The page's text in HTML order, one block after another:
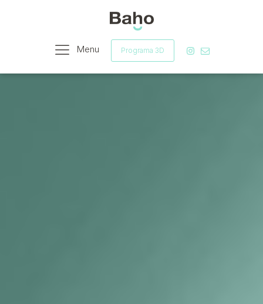
Menu Programa 3D